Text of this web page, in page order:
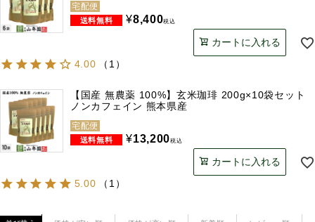
宅配便
¥8,400税込
カートに入れる
4.00
（ 1 ）
【国産 無農薬 100%】玄米珈琲 200g×10袋セット
ノンカフェイン 熊本県産
宅配便
¥13,200税込
カートに入れる
5.00
（ 1 ）